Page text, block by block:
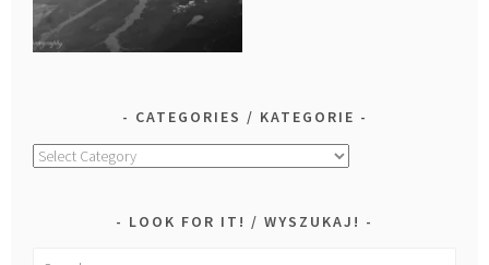
CATEGORIES / KATEGORIE
Categories
LOOK FOR IT! / WYSZUKAJ!
Search